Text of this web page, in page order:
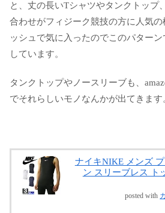
と、丈の長いTシャツやタンクトップ
合わせがフィジーク競技の方に人気の
ッシュで気に入ったのでこのパター
しています。
タンクトップやノースリーブも、
でそれらしいモノなんかが出てきます
ナイキNIKE メンズ
ン スリーブレス ト
posted with